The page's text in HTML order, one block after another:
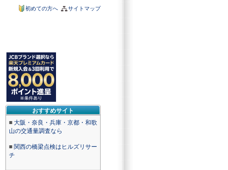
サイトマップ
初めての方へ
おすすめサイト
■ 大阪・奈良・兵庫・京都・和歌
山の交通量調査なら
■ 関西の橋梁点検はヒルズリサー
チ